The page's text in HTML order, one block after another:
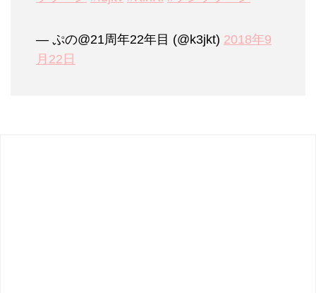
— ぷの@21周年22年目 (@k3jkt) 2018年9
月22日